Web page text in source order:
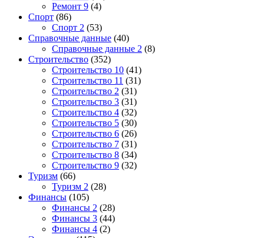
Ремонт 9 (4)
Спорт (86)
Спорт 2 (53)
Справочные данные (40)
Справочные данные 2 (8)
Строительство (352)
Строительство 10 (41)
Строительство 11 (31)
Строительство 2 (31)
Строительство 3 (31)
Строительство 4 (32)
Строительство 5 (30)
Строительство 6 (26)
Строительство 7 (31)
Строительство 8 (34)
Строительство 9 (32)
Туризм (66)
Туризм 2 (28)
Финансы (105)
Финансы 2 (28)
Финансы 3 (44)
Финансы 4 (2)